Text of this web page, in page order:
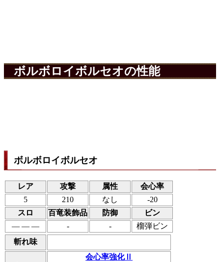
ボルボロイボルセオの性能
ボルボロイボルセオ
レア 攻撃 属性
会心率
5
210 なし
-20
スロ
百竜装飾品 防御
ビン
― ― ―
- -
榴弾ビン
斬れ味
会心率強化Ⅱ